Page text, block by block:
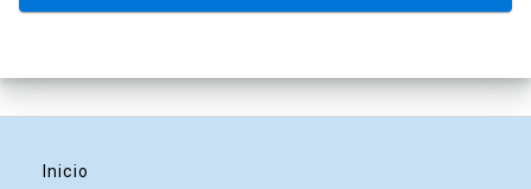
Inicio